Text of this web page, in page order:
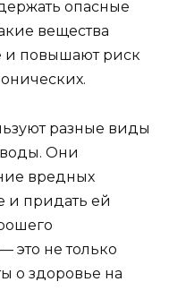
опасные
вещества
и повышают риск
разные виды
Они
вредных
и придать ей
это не только
о здоровье на